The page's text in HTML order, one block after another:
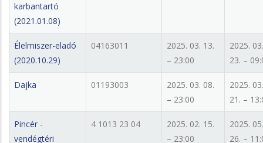
karbantartó
(2021.01.08)
Élelmiszer-eladó
(2020.10.29)
04163011
2025. 03. 13.
– 23:00
2025. 03.
23. –
Dajka 01193003
2025. 03. 08.
– 23:00
2025. 03.
21. –
Pincér -
vendégtéri
4 1013 23 04
2025. 02. 15.
– 23:00
2025. 05.
26. –